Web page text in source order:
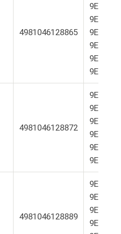
4981046128865
9E01-
9E01-
9E01-
9E01-
9E01-
9E01-
4981046128872
9E01-
9E01-
9E01-
9E01-
9E01-
9E01-
4981046128889
9E01-
9E01-
9E01-
9E01-